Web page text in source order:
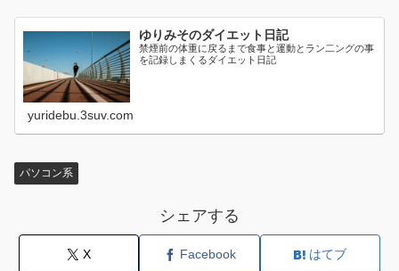
ゆりみそのダイエット日記
禁煙前の体重に戻るまで食事と運動とラン二ングの事
を記録しまくるダイエット日記
yuridebu.3suv.com
パソコン系
シェアする
X Facebook はてブ